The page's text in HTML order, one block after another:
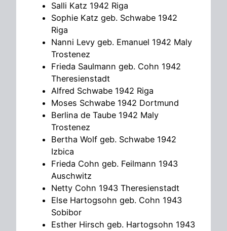
Salli Katz 1942 Riga
Sophie Katz geb. Schwabe 1942
Riga
Nanni Levy geb. Emanuel 1942 Maly
Trostenez
Frieda Saulmann geb. Cohn 1942
Theresienstadt
Alfred Schwabe 1942 Riga
Moses Schwabe 1942 Dortmund
Berlina de Taube 1942 Maly
Trostenez
Bertha Wolf geb. Schwabe 1942
Izbica
Frieda Cohn geb. Feilmann 1943
Auschwitz
Netty Cohn 1943 Theresienstadt
Else Hartogsohn geb. Cohn 1943
Sobibor
Esther Hirsch geb. Hartogsohn 1943